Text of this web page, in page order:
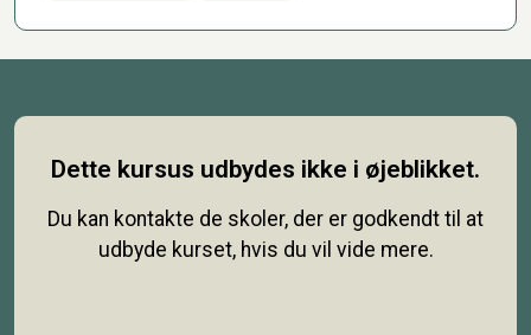
Dette kursus udbydes ikke i øjeblikket.
Du kan kontakte de skoler, der er godkendt til at
udbyde kurset, hvis du vil vide mere.